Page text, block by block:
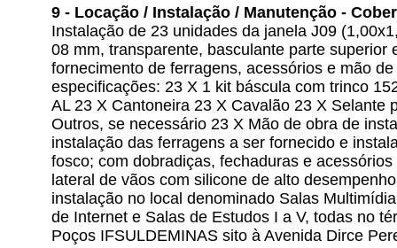
9 - Locação / Instalação / Manutenção -
Instalação de 23 unidades da janela J09
08 mm, transparente, basculante parte superior
fornecimento de ferragens, acessórios e mão
especificações: 23 X 1 kit báscula com trinco
AL 23 X Cantoneira 23 X Cavalão 23 X Selante
Outros, se necessário 23 X Mão de obra de
instalação das ferragens a ser fornecido e
fosco; com dobradiças, fechaduras e
lateral de vãos com silicone de alto
instalação no local denominado Salas
de Internet e Salas de Estudos I a V, todas no
Poços IFSULDEMINAS sito à Avenida Dirce